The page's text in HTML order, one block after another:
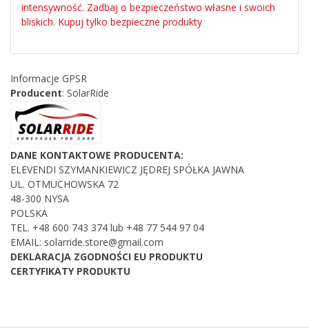
intensywność. Zadbaj o bezpieczeństwo własne i swoich
bliskich. Kupuj tylko bezpieczne produkty
Informacje GPSR
Producent: SolarRide
DANE KONTAKTOWE PRODUCENTA:
ELEVENDI SZYMANKIEWICZ JĘDREJ SPÓŁKA JAWNA
UL. OTMUCHOWSKA 72
48-300 NYSA
POLSKA
TEL. +48 600 743 374 lub +48 77 544 97 04
EMAIL: solarride.store@gmail.com
DEKLARACJA ZGODNOŚCI EU PRODUKTU
CERTYFIKATY PRODUKTU